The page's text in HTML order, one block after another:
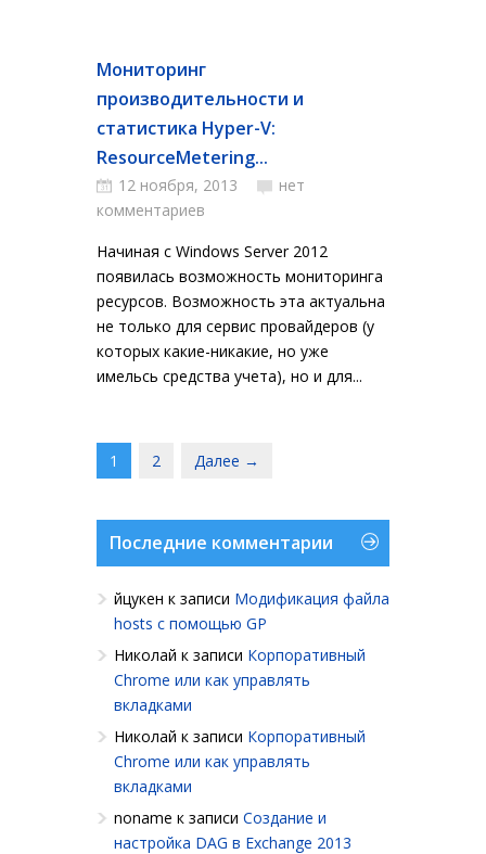
Мониторинг
производительности и
статистика Hyper-V:
ResourceMetering...
12 ноября, 2013
нет
комментариев
Начиная с Windows Server 2012
появилась возможность мониторинга
ресурсов. Возможность эта актуальна
не только для сервис провайдеров (у
которых какие-никакие, но уже
имельсь средства учета), но и для...
1 2 Далее →
Последние комментарии
йцукен к записи Модификация файла
hosts с помощью GP
Николай к записи Корпоративный
Chrome или как управлять
вкладками
Николай к записи Корпоративный
Chrome или как управлять
вкладками
noname к записи Создание и
настройка DAG в Exchange 2013